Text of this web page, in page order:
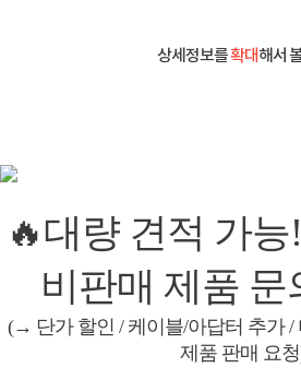
상세정보를확대해서
🔥대량 견적 가능
비판매 제품 문
(→ 단가 할인 / 케이블/아답터 추가 /
제품 판매 요